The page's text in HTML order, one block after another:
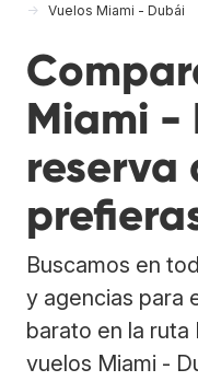
Vuelos Miami - Dubái
Miami -
reserva
Buscamos en
y agencias para
barato en la ruta
vuelos Miami -